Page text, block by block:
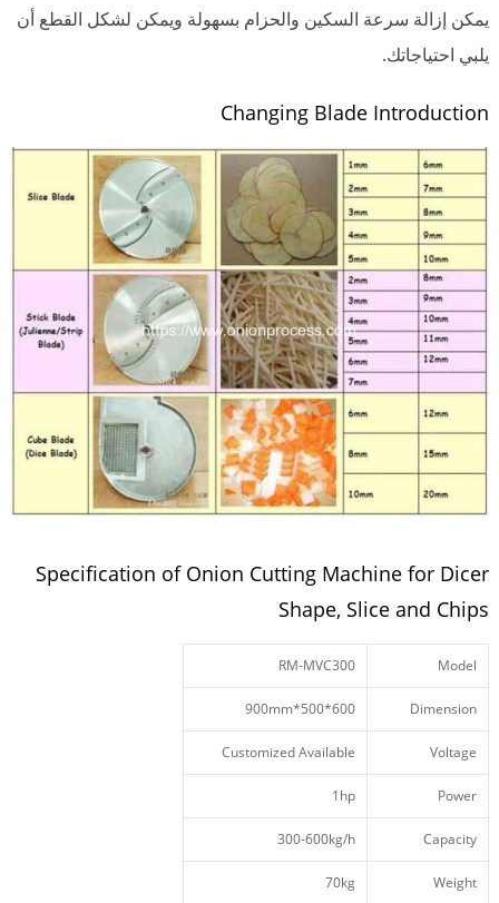
يمكن إزالة سرعة السكين والحزام بسهولة ويمكن لشكل القطع أن
يلبي احتياجاتك.
Changing Blade Introduction
Specification of Onion Cutting Machine for Dicer
Shape, Slice and Chips
Model
RM-MVC300
Dimension
600*500*900mm
Voltage
Customized Available
Power
1hp
Capacity
300-600kg/h
Weight
70kg